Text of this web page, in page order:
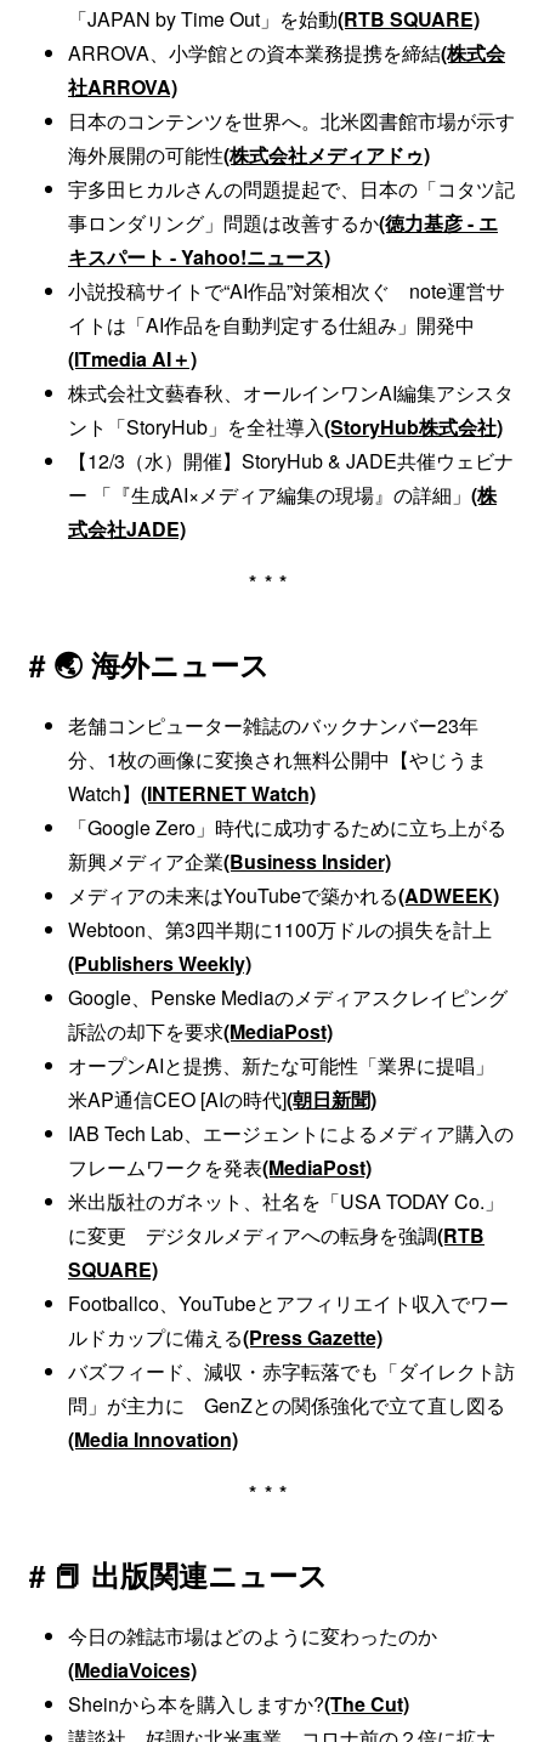
「JAPAN by Time Out」を始動(RTB SQUARE)
ARROVA、小学館との資本業務提携を締結(株式会
社ARROVA)
日本のコンテンツを世界へ。北米図書館市場が示す
海外展開の可能性(株式会社メディアドゥ)
宇多田ヒカルさんの問題提起で、日本の「コタツ記
事ロンダリング」問題は改善するか(徳力基彦 - エ
キスパート - Yahoo!ニュース)
小説投稿サイトで“AI作品”対策相次ぐ note運営サ
イトは「AI作品を自動判定する仕組み」開発中
(ITmedia AI＋)
株式会社文藝春秋、オールインワンAI編集アシスタ
ント「StoryHub」を全社導入(StoryHub株式会社)
【12/3（水）開催】StoryHub & JADE共催ウェビナ
ー 「『生成AI×メディア編集の現場』の詳細」 (株
式会社JADE)
***
# 🌏 海外ニュース
老舗コンピューター雑誌のバックナンバー23年
分、1枚の画像に変換され無料公開中【やじうま
Watch】 (INTERNET Watch)
「Google Zero」時代に成功するために立ち上がる
新興メディア企業(Business Insider)
メディアの未来はYouTubeで築かれる(ADWEEK)
Webtoon、第3四半期に1100万ドルの損失を計上
(Publishers Weekly)
Google、Penske Mediaのメディアスクレイピング
訴訟の却下を要求(MediaPost)
オープンAIと提携、新たな可能性「業界に提唱」
米AP通信CEO [AIの時代](朝日新聞)
IAB Tech Lab、エージェントによるメディア購入の
フレームワークを発表(MediaPost)
米出版社のガネット、社名を「USA TODAY Co.」
に変更 デジタルメディアへの転身を強調(RTB
SQUARE)
Footballco、YouTubeとアフィリエイト収入でワー
ルドカップに備える(Press Gazette)
バズフィード、減収・赤字転落でも「ダイレクト訪
問」が主力に GenZとの関係強化で立て直し図る
(Media Innovation)
***
# 📕 出版関連ニュース
今日の雑誌市場はどのように変わったのか
(MediaVoices)
Sheinから本を購入しますか?(The Cut)